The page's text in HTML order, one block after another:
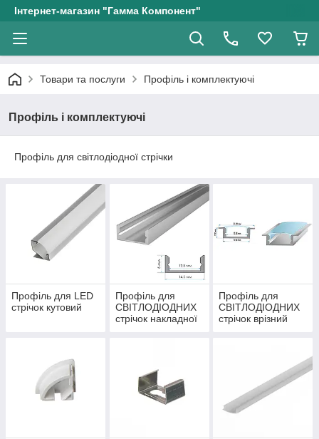
Інтернет-магазин "Гамма Компонент"
Товари та послуги Профіль і комплектуючі
Профіль і комплектуючі
Профіль для світлодіодної стрічки
Профіль для LED
стрічок кутовий
Профіль для
СВІТЛОДІОДНИХ
стрічок накладної
Профіль для
СВІТЛОДІОДНИХ
стрічок врізний